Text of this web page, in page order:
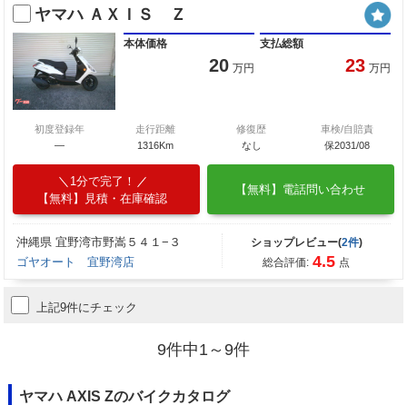
ヤマハ ＡＸＩＳ Ｚ
本体価格
20 万円
支払総額
23 万円
初度登録年
―
走行距離
1316Km
修復歴
なし
車検/自賠責
保2031/08
1分で完了！
【無料】見積・在庫確認
【無料】電話問い合わせ
沖縄県 宜野湾市野嵩５４１−３
ゴヤオート 宜野湾店
ショップレビュー(2件)
総合評価: 4.5 点
上記9件にチェック
9件中1～9件
ヤマハ AXIS Zのバイクカタログ